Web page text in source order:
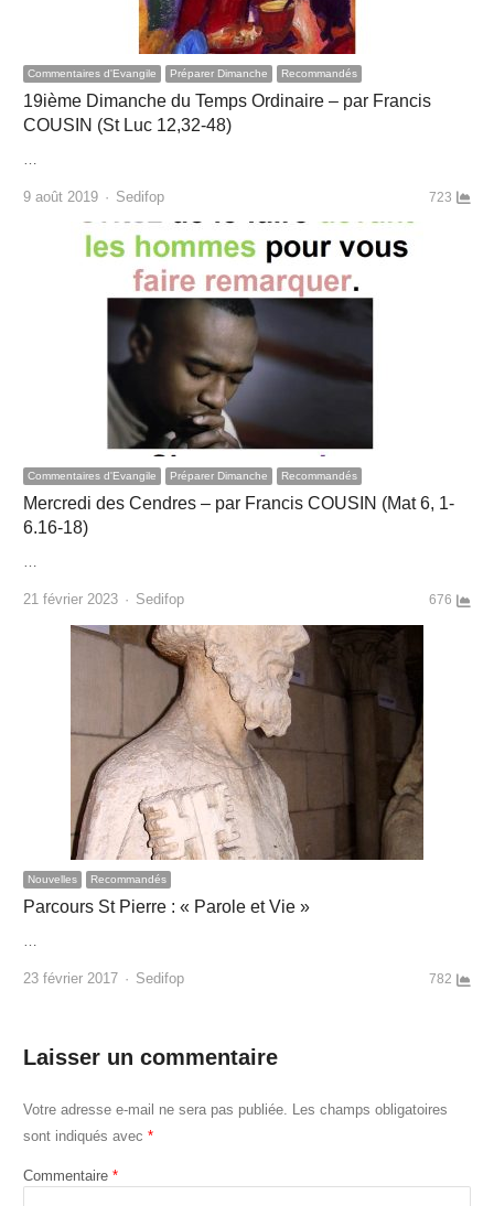
Commentaires d'Evangile Préparer Dimanche Recommandés
19ième Dimanche du Temps Ordinaire – par Francis
COUSIN (St Luc 12,32-48)
9 août 2019 Author
Sedifop 723
Commentaires d'Evangile Préparer Dimanche Recommandés
Mercredi des Cendres – par Francis COUSIN (Mat 6, 1-
6.16-18)
…
21 février 2023 Author
Sedifop 676
Nouvelles Recommandés
Parcours St Pierre : « Parole et Vie »
…
23 février 2017 Author
Sedifop 782
Laisser un commentaire
Votre adresse e-mail ne sera pas publiée.
Les champs obligatoires
sont indiqués avec *
Commentaire *